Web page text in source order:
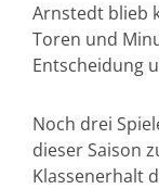
Arnstedt blieb
Toren und
Entscheidung
Noch drei
dieser Saison
Klassenerhalt